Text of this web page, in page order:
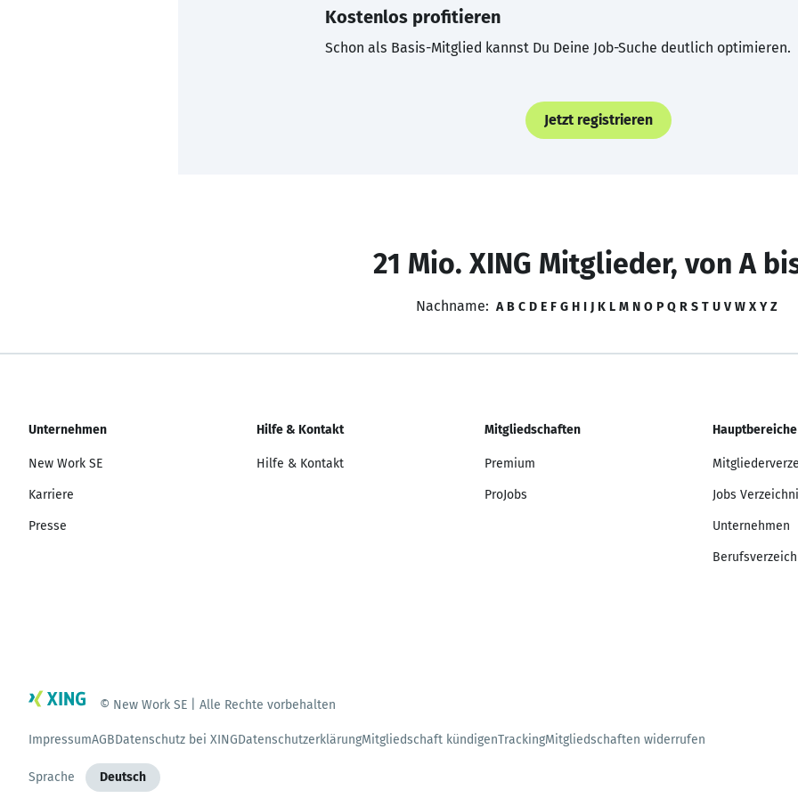
Kostenlos profitieren
Schon als Basis-Mitglied kannst Du Deine Job-Suche deutlich optimieren.
Jetzt registrieren
21 Mio. XING Mitglieder, von A
Nachname: A B C D E F G H I J K L M N O P Q R S T U V W X Y Z
Unternehmen
New Work SE
Karriere
Presse
Hilfe & Kontakt
Hilfe & Kontakt
Mitgliedschaften
Premium
ProJobs
Hauptbereiche
Jobs
Unternehmen
© New Work SE | Alle Rechte vorbehalten
ImpressumAGBDatenschutz bei XINGDatenschutzerklärungMitgliedschaft kündigenTrackingMitgliedschaften widerrufen
Sprache Deutsch